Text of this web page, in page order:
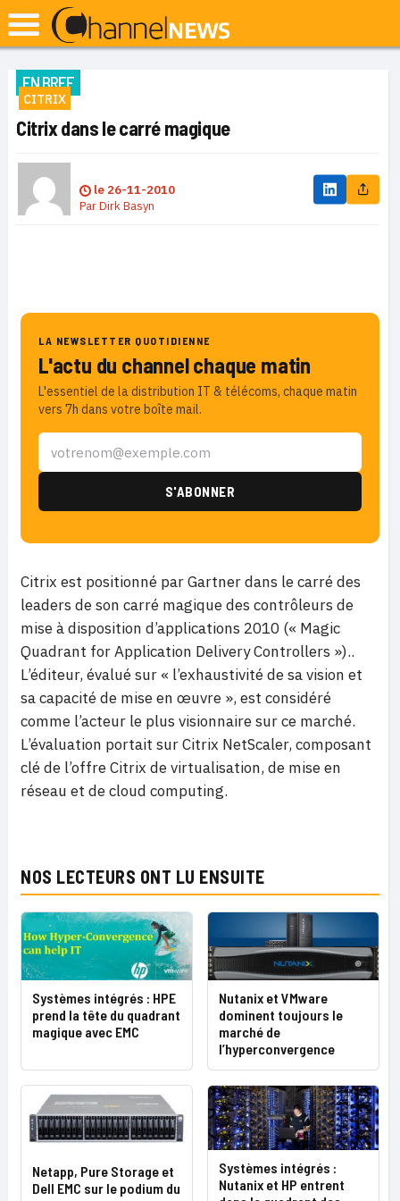
EN BREF
CITRIX
Citrix dans le carré magique
le 26-11-2010
ParDirk Basyn
LA NEWSLETTER QUOTIDIENNE
L'actu du channel chaque matin
L'essentiel de la distribution IT & télécoms, chaque matin
vers 7h dans votre boîte mail.
Citrix est positionné par Gartner dans le carré des
leaders de son carré magique des contrôleurs de
mise à disposition d’applications 2010 (« Magic
Quadrant for Application Delivery Controllers »)..
L’éditeur, évalué sur « l’exhaustivité de sa vision et
sa capacité de mise en œuvre », est considéré
comme l’acteur le plus visionnaire sur ce marché.
L’évaluation portait sur Citrix NetScaler, composant
clé de l’offre Citrix de virtualisation, de mise en
réseau et de cloud computing.
NOS LECTEURS ONT LU ENSUITE
Systèmes intégrés : HPE
prend la tête du quadrant
magique avec EMC
Nutanix et VMware
dominent toujours le
marché de
l’hyperconvergence
Netapp, Pure Storage et
Dell EMC sur le podium du
Systèmes intégrés :
Nutanix et HP entrent